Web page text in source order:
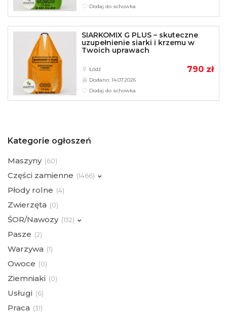
Dodaj do schowka
SIARKOMIX G PLUS – skuteczne
uzupełnienie siarki i krzemu w
Twoich uprawach
790 zł
Łódź
Dodano: 14.07.2026
Dodaj do schowka
Kategorie ogłoszeń
Maszyny (60)
Części zamienne (1466)
Płody rolne (4)
Zwierzęta (0)
ŚOR/Nawozy (132)
Pasze (2)
Warzywa (1)
Owoce (0)
Ziemniaki (0)
Usługi (6)
Praca (31)